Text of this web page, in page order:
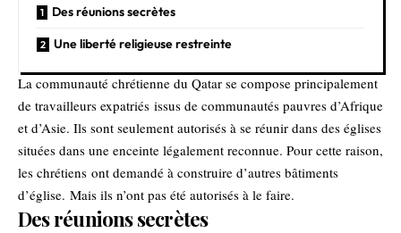
Des réunions secrètes
Une liberté religieuse restreinte
La communauté chrétienne du Qatar se compose principalement
de travailleurs expatriés issus de communautés pauvres d’Afrique
et d’Asie. Ils sont seulement autorisés à se réunir dans des églises
situées dans une enceinte légalement reconnue. Pour cette raison,
les chrétiens ont demandé à construire d’autres bâtiments
d’église. Mais ils n’ont pas été autorisés à le faire.
Des réunions secrètes